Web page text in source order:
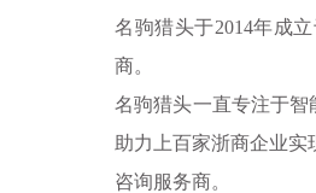
名驹猎头于2014年成
商。
名驹猎头一直专注于
助力上百家浙商企业
咨询服务商。